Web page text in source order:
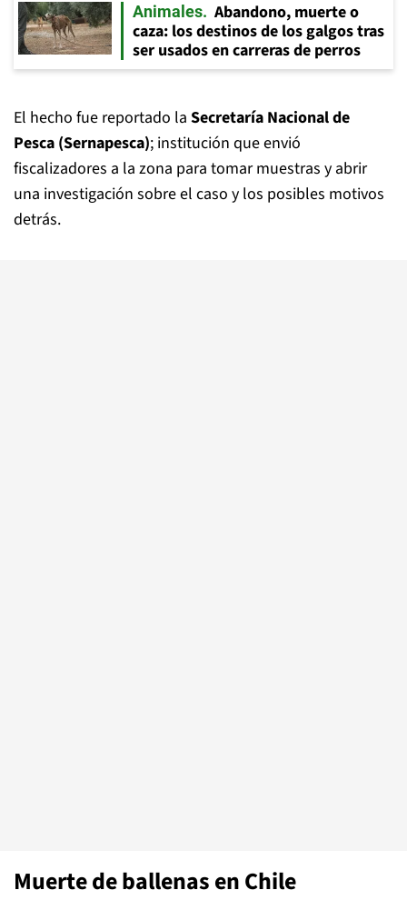
Animales
Abandono, muerte o
caza: los destinos de los galgos tras
ser usados en carreras de perros
El hecho fue reportado la Secretaría Nacional de
Pesca (Sernapesca); institución que envió
fiscalizadores a la zona para tomar muestras y abrir
una investigación sobre el caso y los posibles motivos
detrás.
Muerte de ballenas en Chile